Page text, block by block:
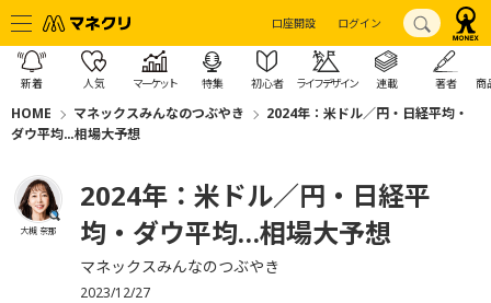
口座開設 ログイン
新着 人気 マーケット 特集 初心者 ライフデザイン 連載 著者 商
HOME マネックスみんなのつぶやき
2024年：米ドル／円・日経平均・
ダウ平均…相場大予想
大槻 奈那
2024年：米ドル／円・日経平
均・ダウ平均…相場大予想
マネックスみんなのつぶやき
2023/12/27